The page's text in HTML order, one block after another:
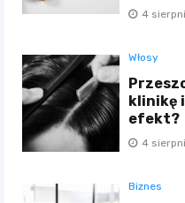
4
Włosy
klinikę
efekt?
4
Biznes